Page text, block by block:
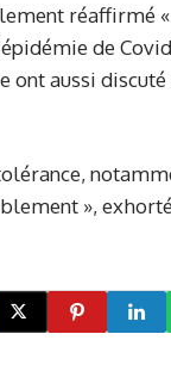
réaffirmé
de
aussi
»,